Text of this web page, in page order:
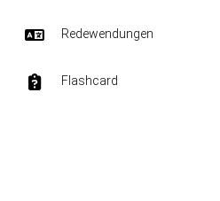
Redewendungen
Flashcard